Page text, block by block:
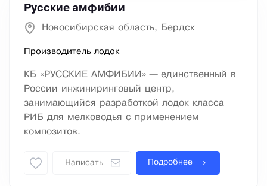
Русские амфибии
Новосибирская область, Бердск
Производитель лодок
КБ «РУССКИЕ АМФИБИИ» — единственный в
России инжиниринговый центр,
занимающийся разработкой лодок класса
РИБ для мелководья с применением
композитов.
Написать Подробнее